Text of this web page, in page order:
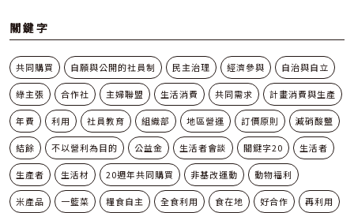
關鍵字
共同購買 自願與公開的社員制 民主治理 經濟參與 自治與自立
綠主張 合作社 主婦聯盟 生活消費 共同需求 計畫消費與生產
年費 利用 社員教育 組織部 地區營運 訂價原則 減硝酸鹽
結餘 不以營利為目的 公益金 生活者會談 關鍵字20 生活者
生產者 生活材 20週年共同購買 非基改運動 動物福利
米產品 一籃菜 糧食自主 全食利用 食在地 好合作 再利用